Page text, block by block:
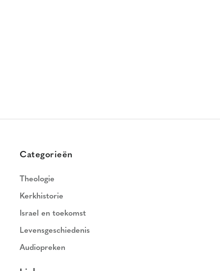
Categorieën
Theologie
Kerkhistorie
Israel en toekomst
Levensgeschiedenis
Audiopreken